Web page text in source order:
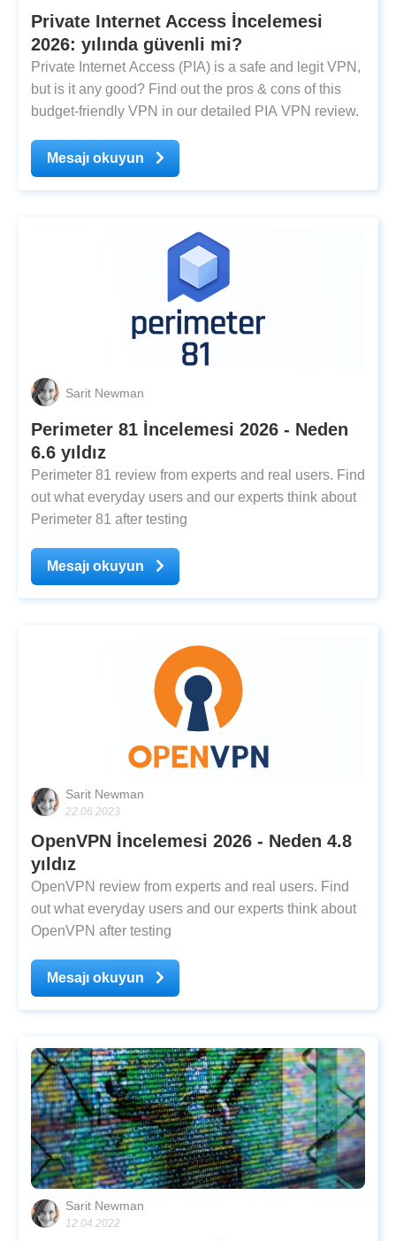
Private Internet Access İncelemesi
2026: yılında güvenli mi?
Private Internet Access (PIA) is a safe and legit VPN,
but is it any good? Find out the pros & cons of this
budget-friendly VPN in our detailed PIA VPN review.
Mesajı okuyun
Sarit Newman
Perimeter 81 İncelemesi 2026 - Neden
6.6 yıldız
Perimeter 81 review from experts and real users. Find
out what everyday users and our experts think about
Perimeter 81 after testing
Mesajı okuyun
Sarit Newman
22.06.2023
OpenVPN İncelemesi 2026 - Neden 4.8
yıldız
OpenVPN review from experts and real users. Find
out what everyday users and our experts think about
OpenVPN after testing
Mesajı okuyun
Sarit Newman
12.04.2022